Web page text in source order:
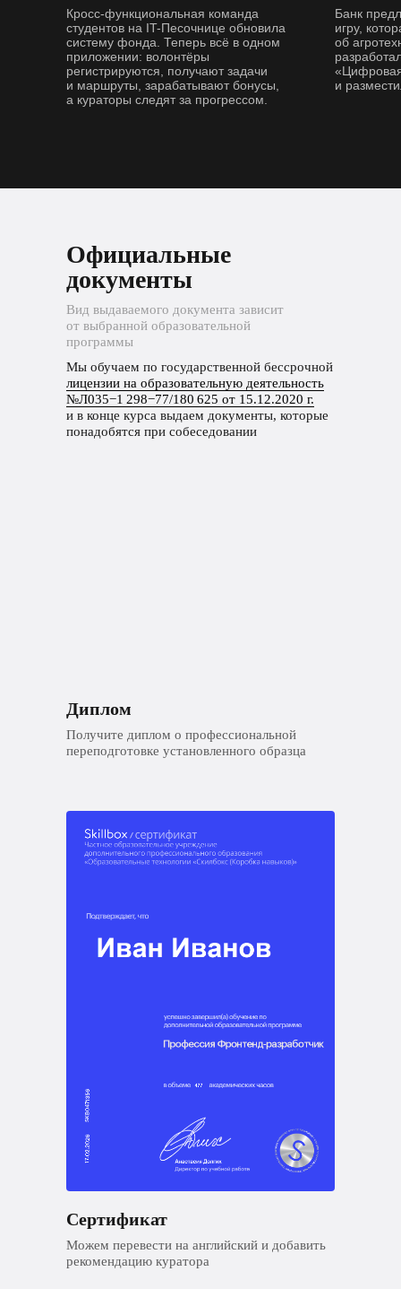
Банк
игру,
об
и
Кросс-функциональная команда
студентов на IT-Песочнице обновила
систему фонда. Теперь всё в одном
приложении: волонтёры
регистрируются, получают задачи
и маршруты, зарабатывают бонусы,
а кураторы следят за прогрессом.
Вид выдаваемого документа зависит
от выбранной образовательной
программы
Официальные
документы
Мы обучаем по государственной бессрочной
лицензии на образовательную деятельность
№Л035−1 298−77/180 625 от 15.12.2020 г.
и в конце курса выдаем документы, которые
понадобятся при собеседовании
Диплом
Получите диплом о профессиональной
переподготовке установленного образца
Сертификат
Можем перевести на английский и добавить
рекомендацию куратора